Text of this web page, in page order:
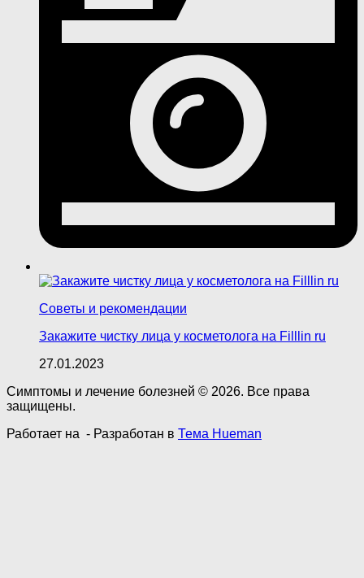
Советы и рекомендации
Закажите чистку лица у косметолога на Filllin ru
27.01.2023
Симптомы и лечение болезней © 2026. Все права
защищены.
Работает на - Разработан в Тема Hueman